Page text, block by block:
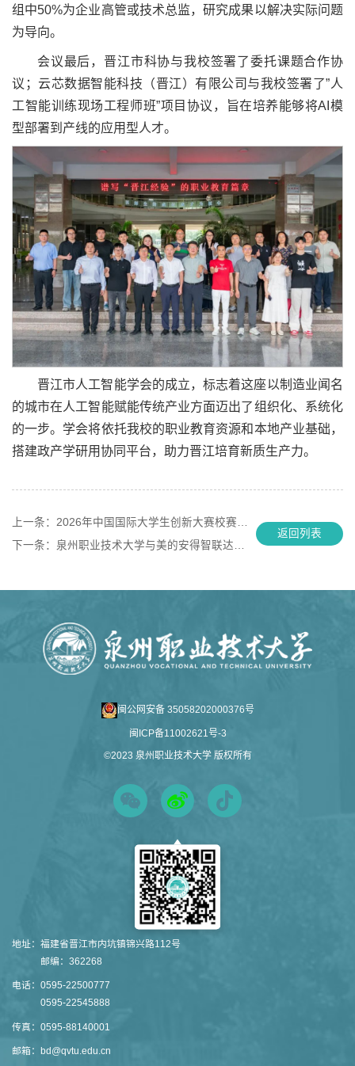
组中50%为企业高管或技术总监，研究成果以解决实际问题
为导向。
会议最后，晋江市科协与我校签署了委托课题合作协
议；云芯数据智能科技（晋江）有限公司与我校签署了”人
工智能训练现场工程师班”项目协议，旨在培养能够将AI模
型部署到产线的应用型人才。
晋江市人工智能学会的成立，标志着这座以制造业闻名
的城市在人工智能赋能传统产业方面迈出了组织化、系统化
的一步。学会将依托我校的职业教育资源和本地产业基础，
搭建政产学研用协同平台，助力晋江培育新质生产力。
上一条： 2026年中国国际大学生创新大赛校赛圆满落幕
下一条： 泉州职业技术大学与美的安得智联达成校企合作
返回列表
闽公网安备 35058202000376号
闽ICP备11002621号-3
©2023 泉州职业技术大学 版权所有
地址： 福建省晋江市内坑镇锦兴路112号
邮编：362268
电话： 0595-22500777
0595-22545888
传真： 0595-88140001
邮箱： bd@qvtu.edu.cn